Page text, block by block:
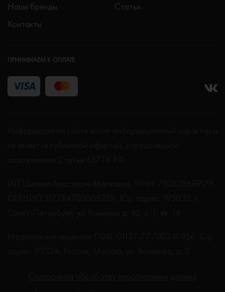
Наши бренды
Контакты
Статьи
ПРИНИМАЕМ К ОПЛАТЕ